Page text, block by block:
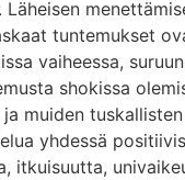
tuntemukset
vaiheessa,
shokissa
ja muiden
yhdessä
itkuisuutta,